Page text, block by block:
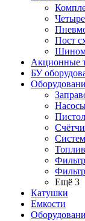
Пост
Акционные
БУ
Ещё 3
Катушки
Емкости